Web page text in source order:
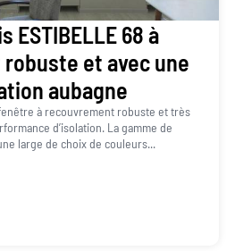
ESTIBELLE 68 à
et avec une
aubagne
à recouvrement robuste et très
d’isolation. La gamme de
large de choix de couleurs...